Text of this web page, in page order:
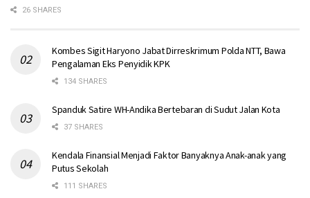
26 SHARES
Kombes Sigit Haryono Jabat Dirreskrimum Polda NTT, Bawa
Pengalaman Eks Penyidik KPK
134 SHARES
Spanduk Satire WH-Andika Bertebaran di Sudut Jalan Kota
37 SHARES
Kendala Finansial Menjadi Faktor Banyaknya Anak-anak yang
Putus Sekolah
111 SHARES